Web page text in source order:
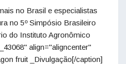
no Brasil e especialistas
no 5º Simpósio Brasileiro
do Instituto Agronômico
align="aligncenter"
fruit _Divulgação[/caption]